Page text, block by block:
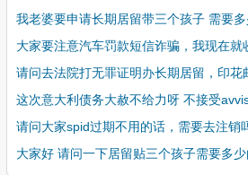
我老婆要申请长期居留带三个孩子 需要
大家要注意汽车罚款短信诈骗，我现在就
请问去法院打无罪证明办长期居留，印花
这次意大利债务大赦不给力呀 不接受
请问大家spid过期不用的话，需要去注销
大家好 请问一下居留贴三个孩子需要多少